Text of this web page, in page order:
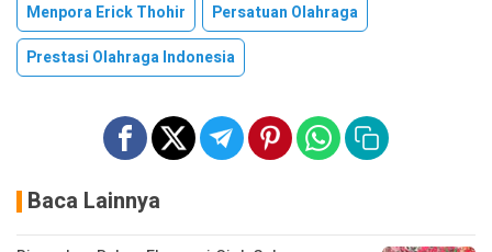
Menpora Erick Thohir
Persatuan Olahraga
Prestasi Olahraga Indonesia
Baca Lainnya